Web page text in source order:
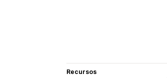
Recursos